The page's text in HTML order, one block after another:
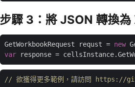
步驟 3：將 JSON 轉換為
GetWorkbookRequest requst = new
var
// 欲獲得更多範例，請訪問